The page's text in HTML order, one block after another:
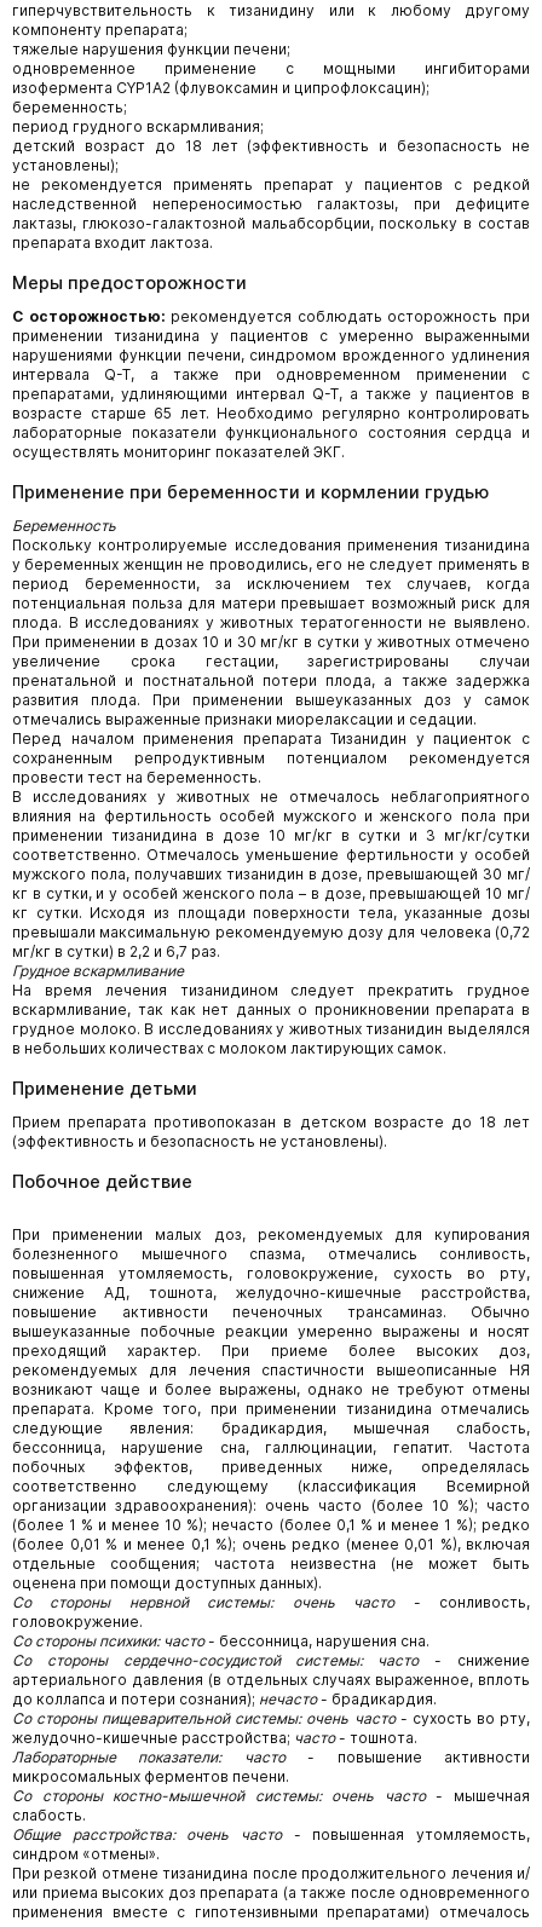
гиперчувствительность к тизанидину или к любому другому
компоненту препарата;
тяжелые нарушения функции печени;
одновременное применение с мощными ингибиторами
изофермента CYP1A2 (флувоксамин и ципрофлоксацин);
беременность;
период грудного вскармливания;
детский возраст до 18 лет (эффективность и безопасность не
установлены);
не рекомендуется применять препарат у пациентов с редкой
наследственной непереносимостью галактозы, при дефиците
лактазы, глюкозо-галактозной мальабсорбции, поскольку в состав
препарата входит лактоза.
Меры предосторожности
С осторожностью: рекомендуется соблюдать осторожность при
применении тизанидина у пациентов с умеренно выраженными
нарушениями функции печени, синдромом врожденного удлинения
интервала Q-T, а также при одновременном применении с
препаратами, удлиняющими интервал Q-T, а также у пациентов в
возрасте старше 65 лет. Необходимо регулярно контролировать
лабораторные показатели функционального состояния сердца и
осуществлять мониторинг показателей ЭКГ.
Применение при беременности и кормлении грудью
Беременность
Поскольку контролируемые исследования применения тизанидина
у беременных женщин не проводились, его не следует применять в
период беременности, за исключением тех случаев, когда
потенциальная польза для матери превышает возможный риск для
плода. В исследованиях у животных тератогенности не выявлено.
При применении в дозах 10 и 30 мг/кг в сутки у животных отмечено
увеличение срока гестации, зарегистрированы случаи
пренатальной и постнатальной потери плода, а также задержка
развития плода. При применении вышеуказанных доз у самок
отмечались выраженные признаки миорелаксации и седации.
Перед началом применения препарата Тизанидин у пациенток с
сохраненным репродуктивным потенциалом рекомендуется
провести тест на беременность.
В исследованиях у животных не отмечалось неблагоприятного
влияния на фертильность особей мужского и женского пола при
применении тизанидина в дозе 10 мг/кг в сутки и 3 мг/кг/сутки
соответственно. Отмечалось уменьшение фертильности у особей
мужского пола, получавших тизанидин в дозе, превышающей 30 мг/
кг в сутки, и у особей женского пола – в дозе, превышающей 10 мг/
кг сутки. Исходя из площади поверхности тела, указанные дозы
превышали максимальную рекомендуемую дозу для человека (0,72
мг/кг в сутки) в 2,2 и 6,7 раз.
Грудное вскармливание
На время лечения тизанидином следует прекратить грудное
вскармливание, так как нет данных о проникновении препарата в
грудное молоко. В исследованиях у животных тизанидин выделялся
в небольших количествах с молоком лактирующих самок.
Применение детьми
Прием препарата противопоказан в детском возрасте до 18 лет
(эффективность и безопасность не установлены).
Побочное действие
При применении малых доз, рекомендуемых для купирования
болезненного мышечного спазма, отмечались сонливость,
повышенная утомляемость, головокружение, сухость во рту,
снижение АД, тошнота, желудочно-кишечные расстройства,
повышение активности печеночных трансаминаз. Обычно
вышеуказанные побочные реакции умеренно выражены и носят
преходящий характер. При приеме более высоких доз,
рекомендуемых для лечения спастичности вышеописанные НЯ
возникают чаще и более выражены, однако не требуют отмены
препарата. Кроме того, при применении тизанидина отмечались
следующие явления: брадикардия, мышечная слабость,
бессонница, нарушение сна, галлюцинации, гепатит. Частота
побочных эффектов, приведенных ниже, определялась
соответственно следующему (классификация Всемирной
организации здравоохранения): очень часто (более 10 %); часто
(более 1 % и менее 10 %); нечасто (более 0,1 % и менее 1 %); редко
(более 0,01 % и менее 0,1 %); очень редко (менее 0,01 %), включая
отдельные сообщения; частота неизвестна (не может быть
оценена при помощи доступных данных).
Со стороны нервной системы: очень часто- сонливость,
головокружение.
Со стороны психики: часто- бессонница, нарушения сна.
Со стороны сердечно-сосудистой системы: часто- снижение
артериального давления (в отдельных случаях выраженное, вплоть
до коллапса и потери сознания); нечасто- брадикардия.
Со стороны пищеварительной системы: очень часто- сухость во рту,
желудочно-кишечные расстройства; часто- тошнота.
Лабораторные показатели: часто- повышение активности
микросомальных ферментов печени.
Со стороны костно-мышечной системы: очень часто- мышечная
слабость.
Общие расстройства: очень часто- повышенная утомляемость,
синдром «отмены».
При резкой отмене тизанидина после продолжительного лечения и/
или приема высоких доз препарата (а также после одновременного
применения вместе с гипотензивными препаратами) отмечалось